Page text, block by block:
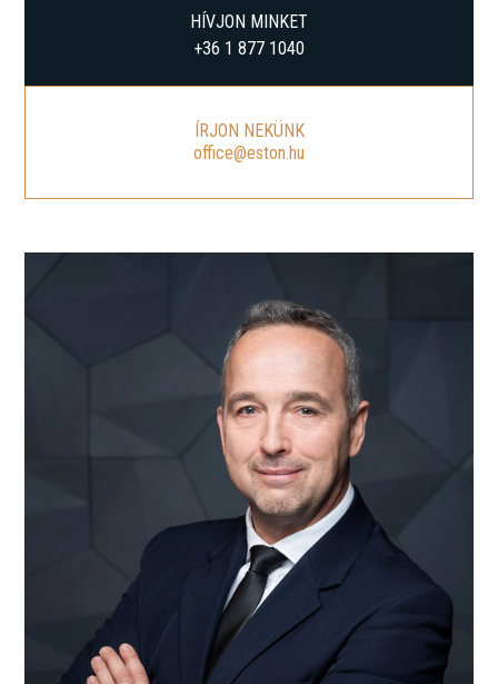
HÍVJON MINKET
+36 1 877 1040
ÍRJON NEKÜNK
office@eston.hu